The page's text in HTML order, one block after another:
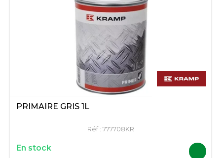
PRIMAIRE GRIS 1L
Réf : 777708KR
En stock